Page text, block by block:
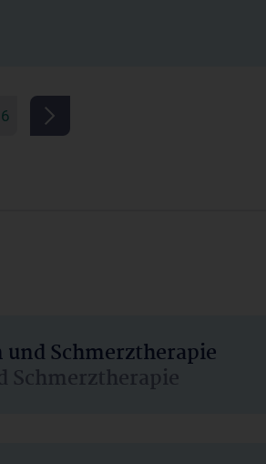
Schmerztherapie